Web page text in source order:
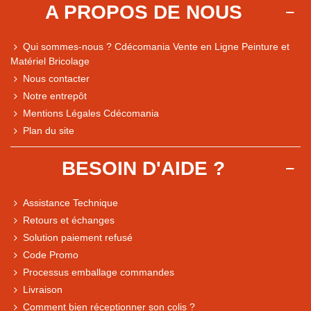
Comparaison des performances du magasin
A PROPOS DE NOUS
Qui sommes-nous ? Cdécomania Vente en Ligne Peinture et
Matériel Bricolage
Nous contacter
Notre entrepôt
Mentions Légales Cdécomania
Plan du site
BESOIN D'AIDE ?
Assistance Technique
Retours et échanges
Solution paiement refusé
Code Promo
Processus emballage commandes
Livraison
Comment bien réceptionner son colis ?